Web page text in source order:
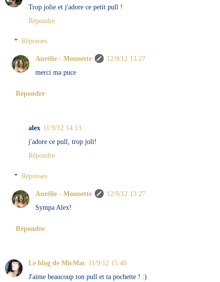
Trop jolie et j'adore ce petit pull !
Répondre
Réponses
Aurélie - Mounette
12/9/12 13:27
merci ma puce
Répondre
alex 11/9/12 14:13
j'adore ce pull, trop joli!
Répondre
Réponses
Aurélie - Mounette
12/9/12 13:27
Sympa Alex!
Répondre
Le blog de MicMac 11/9/12 15:40
J'aime beaucoup ton pull et ta pochette ! :)